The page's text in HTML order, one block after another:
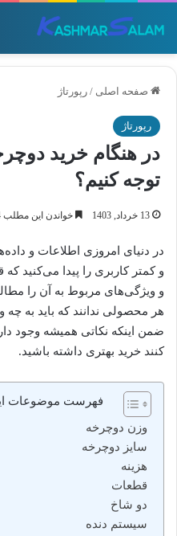
صفحه اصلی / رپورتاژ
رپورتاژ
در هنگام خرید
توجه کنیم؟
13 خرداد, 1403 خواندن این مطلب 4 دقیقه زمان میبرد
در دنیای امروزی اطلاعات و
و کمتر کاربری را پیدا
و ویژگی‌های مربوط به آن را
هر محصولی ندانند که باید به
ضمن اینکه نکاتی همیشه وجود
کنند خرید بهتری داشته باشید.
فهرست موضوعات
وزن دوچرخه
سایز دوچرخه
هزینه
قطعات
دو شاخ
سیستم دنده